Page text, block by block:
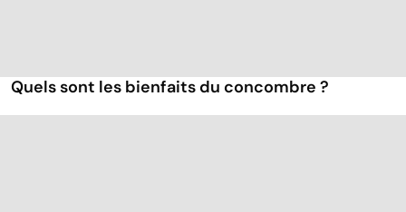
Quels sont les bienfaits du concombre ?